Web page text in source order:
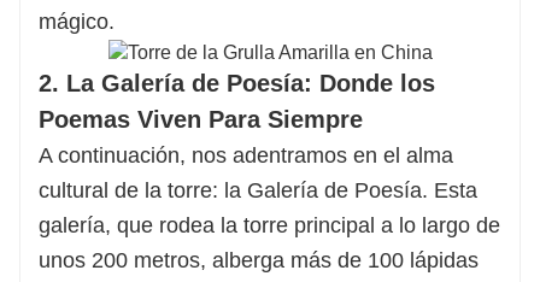
mágico.
2. La Galería de Poesía: Donde los
Poemas Viven Para Siempre
A continuación, nos adentramos en el alma
cultural de la torre: la Galería de Poesía. Esta
galería, que rodea la torre principal a lo largo de
unos 200 metros, alberga más de 100 lápidas